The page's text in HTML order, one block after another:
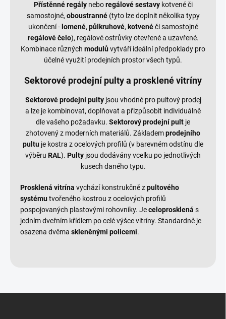
Přístěnné regály neboregálové sestavykotvené či
samostojné, oboustranné(tyto lze doplnit několika typy
ukončení - lomené, půlkruhové, kotvenéči samostojné
regálové čelo), regálové ostrůvky otevřené a uzavřené.
Kombinace různých modulůvytváří ideální předpoklady pro
účelné využití prodejních prostor všech typů.
Sektorové prodejní pulty a prosklené vitríny
Sektorové prodejní pulty jsou vhodné pro pultový prodej
a lze je kombinovat, doplňovat a přizpůsobit individuálně
dle vašeho požadavku. Sektorovýprodejní pult je
zhotovený z moderních materiálů. Základemprodejního
pultu je kostra z ocelových profilů (v barevném odstínu dle
výběru RAL). Pulty jsou dodávány vcelku po jednotlivých
kusech daného typu.
Prosklená vitrína vychází konstrukčně zpultového
systémutvořeného kostrou z ocelových profilů
pospojovaných plastovými rohovníky. Jeceloprosklená s
jedním dveřním křídlem po celé výšce vitríny. Standardně je
osazena dvěma skleněnými policemi.